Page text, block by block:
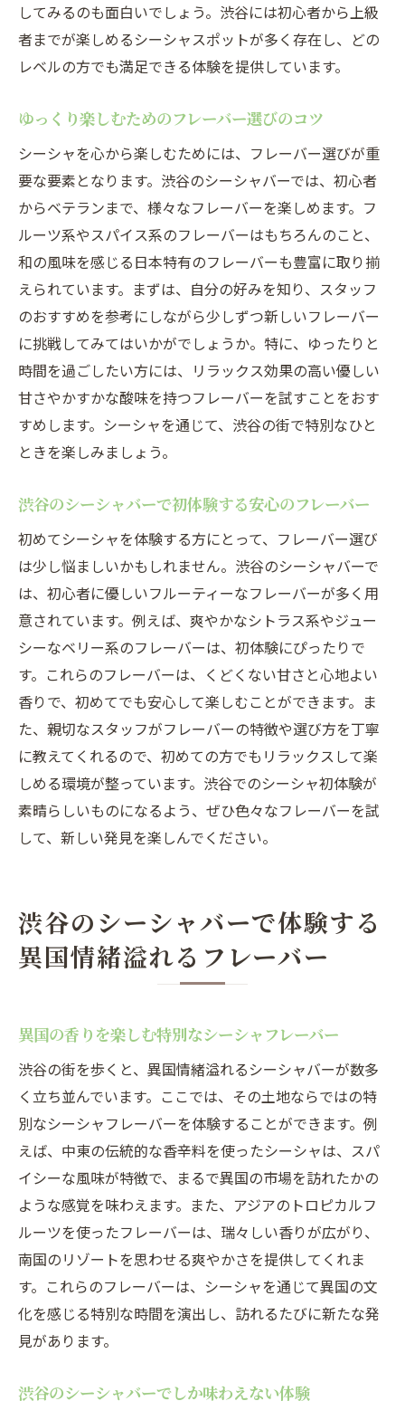
してみるのも面白いでしょう。渋谷には初心者から上級
者までが楽しめるシーシャスポットが多く存在し、どの
レベルの方でも満足できる体験を提供しています。
ゆっくり楽しむためのフレーバー選びのコツ
シーシャを心から楽しむためには、フレーバー選びが重
要な要素となります。渋谷のシーシャバーでは、初心者
からベテランまで、様々なフレーバーを楽しめます。フ
ルーツ系やスパイス系のフレーバーはもちろんのこと、
和の風味を感じる日本特有のフレーバーも豊富に取り揃
えられています。まずは、自分の好みを知り、スタッフ
のおすすめを参考にしながら少しずつ新しいフレーバー
に挑戦してみてはいかがでしょうか。特に、ゆったりと
時間を過ごしたい方には、リラックス効果の高い優しい
甘さやかすかな酸味を持つフレーバーを試すことをおす
すめします。シーシャを通じて、渋谷の街で特別なひと
ときを楽しみましょう。
渋谷のシーシャバーで初体験する安心のフレーバー
初めてシーシャを体験する方にとって、フレーバー選び
は少し悩ましいかもしれません。渋谷のシーシャバーで
は、初心者に優しいフルーティーなフレーバーが多く用
意されています。例えば、爽やかなシトラス系やジュー
シーなベリー系のフレーバーは、初体験にぴったりで
す。これらのフレーバーは、くどくない甘さと心地よい
香りで、初めてでも安心して楽しむことができます。ま
た、親切なスタッフがフレーバーの特徴や選び方を丁寧
に教えてくれるので、初めての方でもリラックスして楽
しめる環境が整っています。渋谷でのシーシャ初体験が
素晴らしいものになるよう、ぜひ色々なフレーバーを試
して、新しい発見を楽しんでください。
渋谷のシーシャバーで体験する
異国情緒溢れるフレーバー
異国の香りを楽しむ特別なシーシャフレーバー
渋谷の街を歩くと、異国情緒溢れるシーシャバーが数多
く立ち並んでいます。ここでは、その土地ならではの特
別なシーシャフレーバーを体験することができます。例
えば、中東の伝統的な香辛料を使ったシーシャは、スパ
イシーな風味が特徴で、まるで異国の市場を訪れたかの
ような感覚を味わえます。また、アジアのトロピカルフ
ルーツを使ったフレーバーは、瑞々しい香りが広がり、
南国のリゾートを思わせる爽やかさを提供してくれま
す。これらのフレーバーは、シーシャを通じて異国の文
化を感じる特別な時間を演出し、訪れるたびに新たな発
見があります。
渋谷のシーシャバーでしか味わえない体験